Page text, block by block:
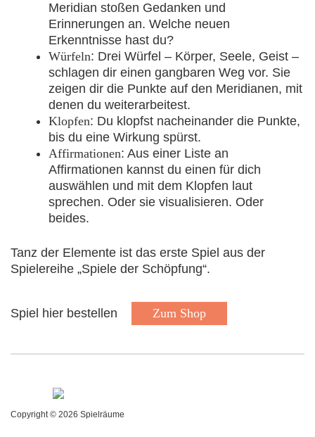
Meridian stoßen Gedanken und
Erinnerungen an. Welche neuen
Erkenntnisse hast du?
Würfeln: Drei Würfel – Körper, Seele, Geist –
schlagen dir einen gangbaren Weg vor. Sie
zeigen dir die Punkte auf den Meridianen, mit
denen du weiterarbeitest.
Klopfen: Du klopfst nacheinander die Punkte,
bis du eine Wirkung spürst.
Affirmationen: Aus einer Liste an
Affirmationen kannst du einen für dich
auswählen und mit dem Klopfen laut
sprechen. Oder sie visualisieren. Oder
beides.
Tanz der Elemente ist das erste Spiel aus der
Spielereihe „Spiele der Schöpfung“.
Spiel hier bestellen Zum Shop
Copyright © 2026 Spielräume